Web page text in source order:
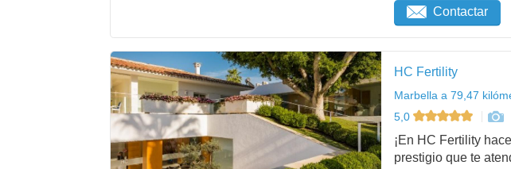
Contactar
HC Fertility
Marbella a 79,47
5,0
¡En HC Fertility
prestigio que te